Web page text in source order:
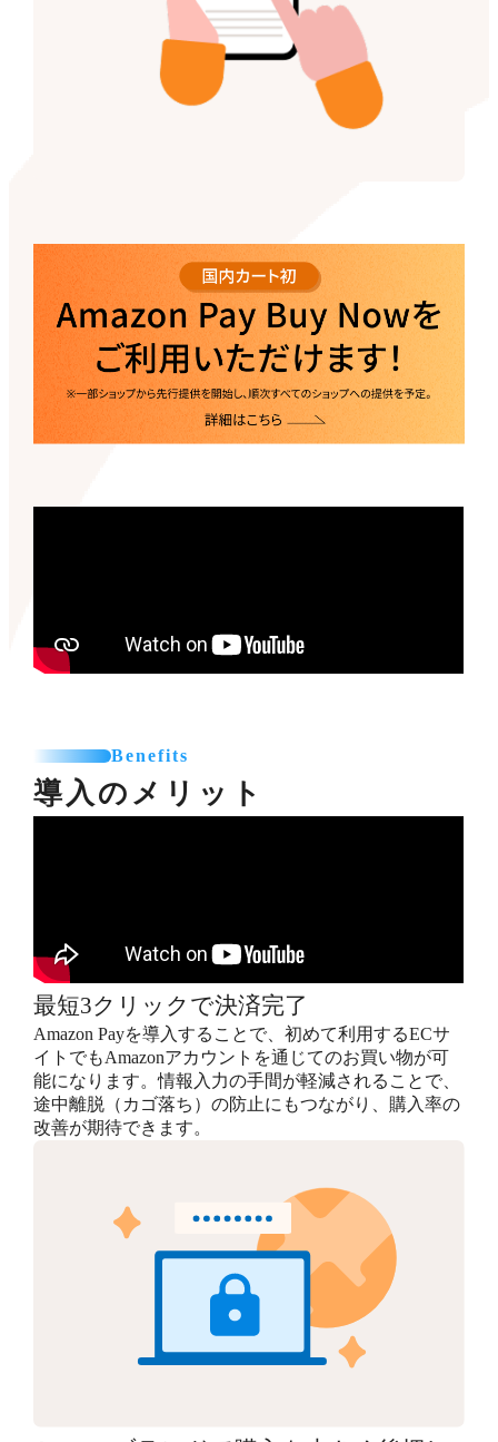
Benefits
導入のメリット
最短3クリックで決済完了
Amazon Payを導入することで、初めて利用するECサ
イトでもAmazonアカウントを通じてのお買い物が可
能になります。情報入力の手間が軽減されることで、
途中離脱（カゴ落ち）の防止にもつながり、購入率の
改善が期待できます。